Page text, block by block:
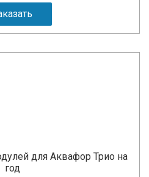
для Аквафор Трио на
год